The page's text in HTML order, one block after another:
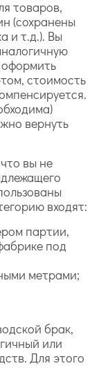
товаров,
(сохранены
и т.д.). Вы
оформить
стоимость
вернуть
вы не
входят:
партии,
под
метрами;
брак,
или
Для этого